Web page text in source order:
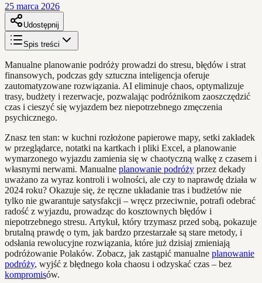
25 marca 2026
Udostępnij
Spis treści
Manualne planowanie podróży prowadzi do stresu, błędów i strat
finansowych, podczas gdy sztuczna inteligencja oferuje
zautomatyzowane rozwiązania. AI eliminuje chaos, optymalizuje
trasy, budżety i rezerwacje, pozwalając podróżnikom zaoszczędzić
czas i cieszyć się wyjazdem bez niepotrzebnego zmęczenia
psychicznego.
Znasz ten stan: w kuchni rozłożone papierowe mapy, setki zakładek
w przeglądarce, notatki na kartkach i pliki Excel, a planowanie
wymarzonego wyjazdu zamienia się w chaotyczną walkę z czasem i
własnymi nerwami. Manualne planowanie podróży przez dekady
uważano za wyraz kontroli i wolności, ale czy to naprawdę działa w
2024 roku? Okazuje się, że ręczne układanie tras i budżetów nie
tylko nie gwarantuje satysfakcji – wręcz przeciwnie, potrafi odebrać
radość z wyjazdu, prowadząc do kosztownych błędów i
niepotrzebnego stresu. Artykuł, który trzymasz przed sobą, pokazuje
brutalną prawdę o tym, jak bardzo przestarzałe są stare metody, i
odsłania rewolucyjne rozwiązania, które już dzisiaj zmieniają
podróżowanie Polaków. Zobacz, jak zastąpić manualne planowanie
podróży, wyjść z błędnego koła chaosu i odzyskać czas – bez
kompromisów.